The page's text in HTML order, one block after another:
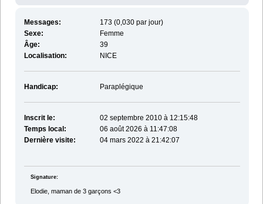
Messages:
173 (0,030 par jour)
Sexe:
Femme
Âge:
39
Localisation:
NICE
Handicap: Paraplégique
Inscrit le:
02 septembre 2010 à 12:15:48
Temps local:
06 août 2026 à 11:47:08
Dernière visite:
04 mars 2022 à 21:42:07
Signature:
Elodie, maman de 3 garçons <3